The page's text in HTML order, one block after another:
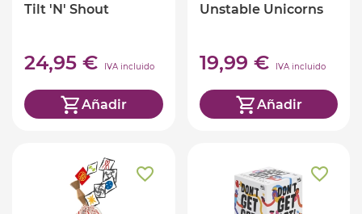
Tilt 'N' Shout
24,95 € IVA incluido
Añadir
Unstable Unicorns
19,99 € IVA incluido
Añadir